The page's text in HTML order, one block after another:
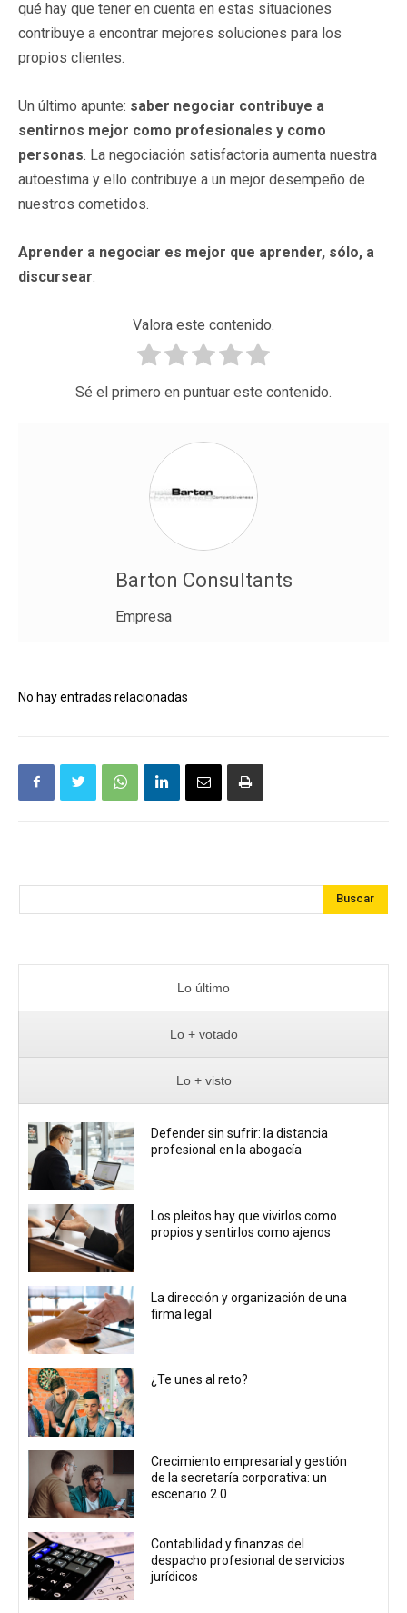
qué hay que tener en cuenta en estas situaciones
contribuye a encontrar mejores soluciones para los
propios clientes.
Un último apunte: saber negociar contribuye a
sentirnos mejor como profesionales y como
personas. La negociación satisfactoria aumenta nuestra
autoestima y ello contribuye a un mejor desempeño de
nuestros cometidos.
Aprender a negociar es mejor que aprender, sólo, a
discursear.
Valora este contenido.
Sé el primero en puntuar este contenido.
Barton Consultants
Empresa
No hay entradas relacionadas
Buscar
Lo último
Lo + votado
Lo + visto
Defender sin sufrir: la distancia
profesional en la abogacía
Los pleitos hay que vivirlos como
propios y sentirlos como ajenos
La dirección y organización de una
firma legal
¿Te unes al reto?
Crecimiento empresarial y gestión
de la secretaría corporativa: un
escenario 2.0
Contabilidad y finanzas del
despacho profesional de servicios
jurídicos